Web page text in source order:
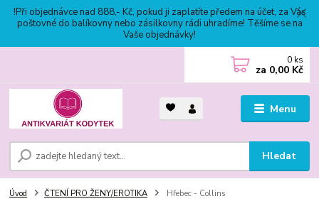
!Při objednávce nad 888,- Kč, pokud ji zaplatíte předem na účet, za Vás
poštovné do balíkovny nebo zásilkovny rádi uhradíme! Těšíme se na
Vaše objednávky!
Menu
Hledat
0 ks
za 0,00 Kč
Úvod ČTENÍ PRO ŽENY/EROTIKA Hřebec - Collins